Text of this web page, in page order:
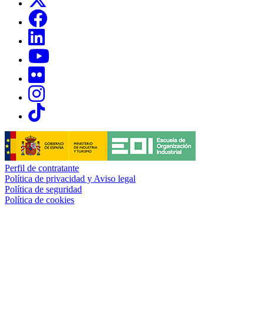
Links, Opens in this window
Links, Opens in this window
Links, Opens in this window
Links, Opens in this window
Links, Opens in this window
Perfil de contratante
Política de privacidad y Aviso legal
Política de seguridad
Política de cookies